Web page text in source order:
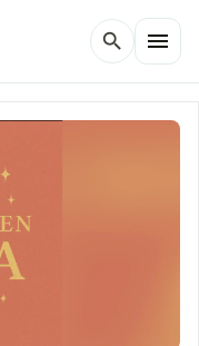
search menu